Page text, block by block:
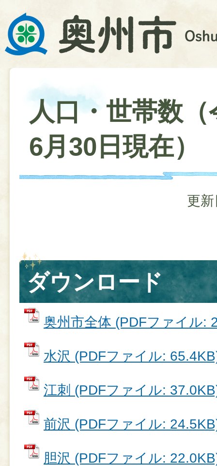
人口・世帯数
6月30日現在）
更
ダウンロード
奥州市全体 (PDFファイル:
水沢 (PDFファイル:
江刺 (PDFファイル:
前沢 (PDFファイル:
胆沢 (PDFファイル: